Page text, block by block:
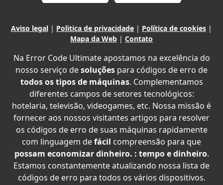
Aviso legal | Politica de privacidade | Política de cookies |
Mapa da Web | Contato
Na Error Code Ultimate apostamos na excelência do
nosso serviço desoluções para códigos de erro de
todos os tipos de máquinas. Complementamos
diferentes campos de setores tecnológicos:
hotelaria, televisão, videogames, etc. Nossa missão é
fornecer aos nossos visitantes artigos para resolver
os códigos de erro de suas máquinas rapidamente
com linguagem defácil compreensão para que
possam economizar dinheiro. : tempo e dinheiro.
Estamos constantemente atualizando nossa lista de
códigos de erro para todos os vários dispositivos.